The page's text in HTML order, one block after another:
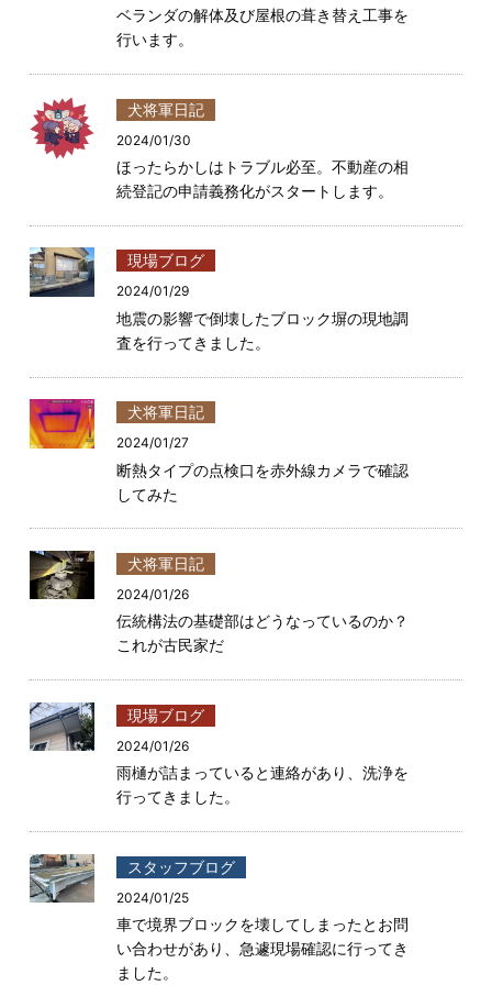
ベランダの解体及び屋根の葺き替え工事を
行います。
犬将軍日記
2024/01/30
ほったらかしはトラブル必至。不動産の相
続登記の申請義務化がスタートします。
現場ブログ
2024/01/29
地震の影響で倒壊したブロック塀の現地調
査を行ってきました。
犬将軍日記
2024/01/27
断熱タイプの点検口を赤外線カメラで確認
してみた
犬将軍日記
2024/01/26
伝統構法の基礎部はどうなっているのか？
これが古民家だ
現場ブログ
2024/01/26
雨樋が詰まっていると連絡があり、洗浄を
行ってきました。
スタッフブログ
2024/01/25
車で境界ブロックを壊してしまったとお問
い合わせがあり、急遽現場確認に行ってき
ました。